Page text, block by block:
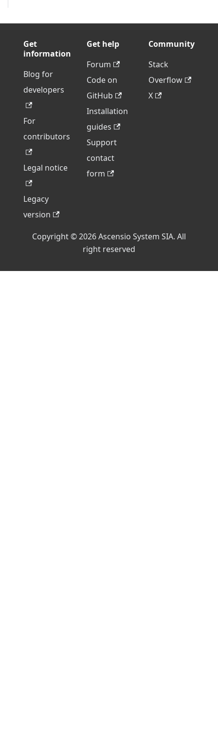
Get
information
Blog for
developers
For
contributors
Legal notice
Legacy
version
Get help
Forum
Code on
GitHub
Installation
guides
Support
contact
form
Community
Stack
Overflow
X
Copyright © 2026 Ascensio System SIA. All
right reserved